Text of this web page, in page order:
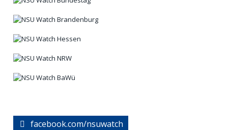
facebook.com/nsuwatch